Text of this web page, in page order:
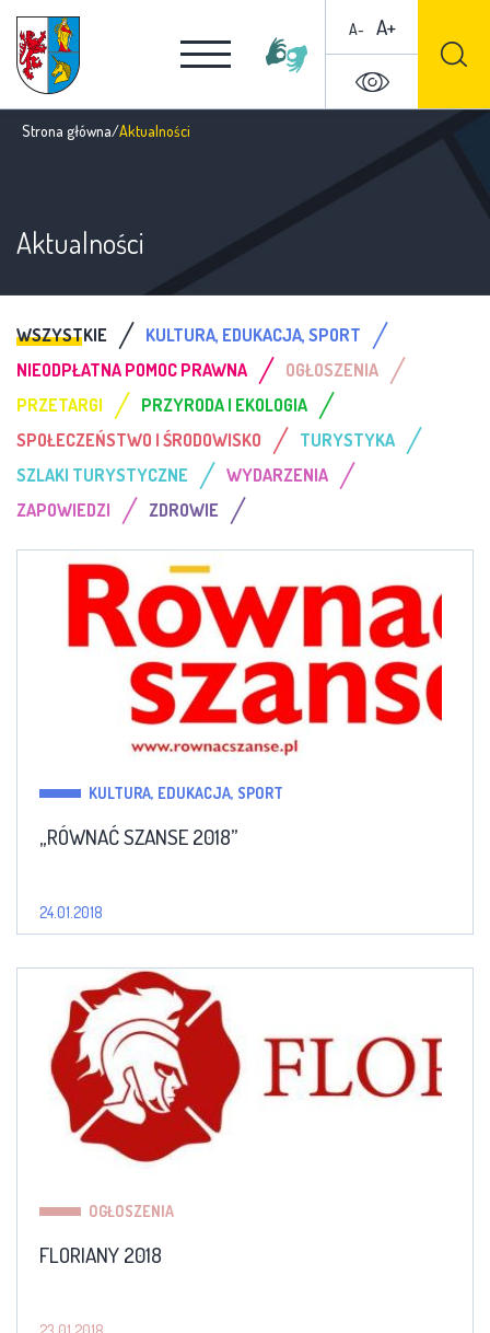
A- A+
Strona główna/Aktualności
Aktualności
WSZYSTKIE / KULTURA, EDUKACJA, SPORT /
NIEODPŁATNA POMOC PRAWNA / OGŁOSZENIA /
PRZETARGI / PRZYRODA I EKOLOGIA /
SPOŁECZEŃSTWO I ŚRODOWISKO / TURYSTYKA /
SZLAKI TURYSTYCZNE / WYDARZENIA /
ZAPOWIEDZI / ZDROWIE /
KULTURA, EDUKACJA, SPORT
„RÓWNAĆ SZANSE 2018”
24.01.2018
OGŁOSZENIA
FLORIANY 2018